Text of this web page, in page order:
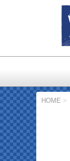
HOME >